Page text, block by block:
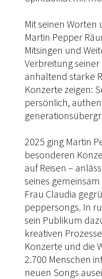
Mit seinen
Martin Pepper
Mitsingen und
Verbreitung
anhaltend starke
Konzerte zeigen:
persönlich,
2025 ging Martin
besonderen
auf Reisen –
seines
Frau Claudia
peppersongs. In
sein Publikum
kreativen
Konzerte und die
2.700 Menschen
neuen Songs